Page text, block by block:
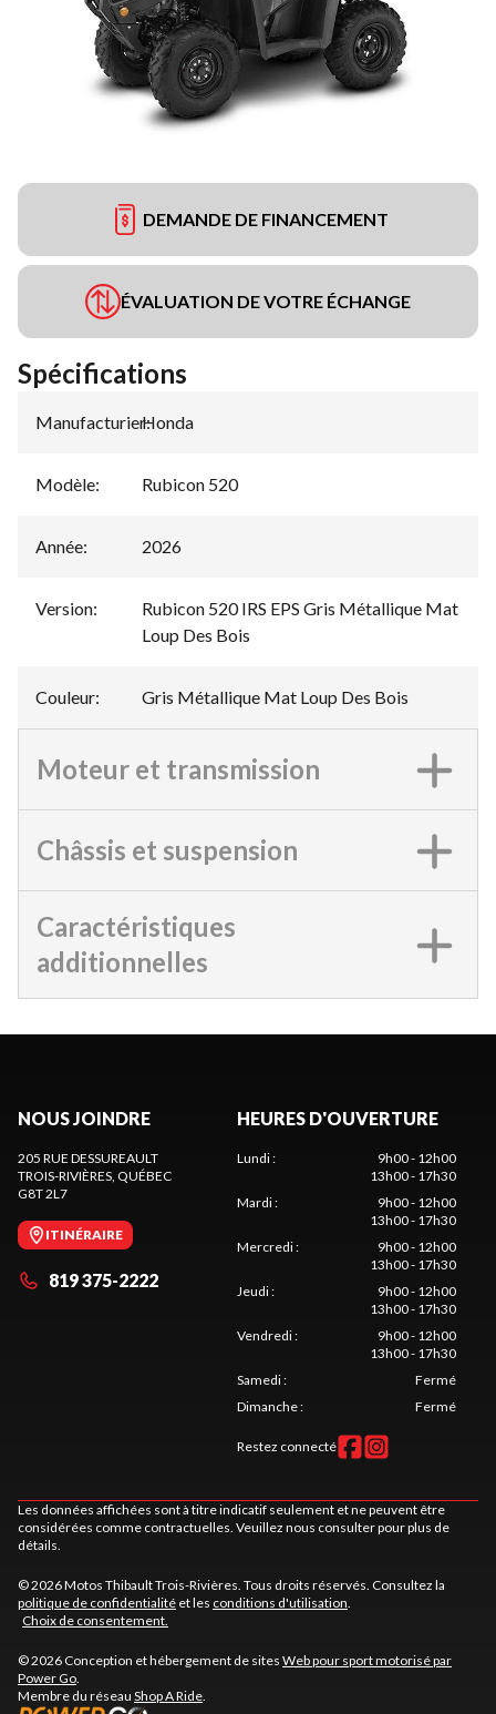
DEMANDE DE FINANCEMENT
ÉVALUATION DE VOTRE ÉCHANGE
Spécifications
Manufacturier:
Honda
Modèle: Rubicon 520
Année: 2026
Version:
Rubicon 520 IRS EPS Gris Métallique Mat
Loup Des Bois
Couleur: Gris Métallique Mat Loup Des Bois
Moteur et transmission
Châssis et suspension
Caractéristiques
additionnelles
NOUS JOINDRE
205 RUE DESSUREAULT
TROIS-RIVIÈRES, QUÉBEC
G8T 2L7
ITINÉRAIRE
819 375-2222
HEURES D'OUVERTURE
Lundi:
9h00 - 12h00
13h00 - 17h30
Mardi:
9h00 - 12h00
13h00 - 17h30
Mercredi:
9h00 - 12h00
13h00 - 17h30
Jeudi:
9h00 - 12h00
13h00 - 17h30
Vendredi:
9h00 - 12h00
13h00 - 17h30
Samedi:
Fermé
Dimanche: Fermé
Restez connecté
Les données affichées sont à titre indicatif seulement et ne peuvent être
considérées comme contractuelles. Veuillez nous consulter pour plus de
détails.
© 2026 Motos Thibault Trois-Rivières. Tous droits réservés. Consultez la
politique de confidentialité et les conditions d'utilisation.
Choix de consentement.
© 2026 Conception et hébergement de sites Web pour sport motorisé par
Power Go.
Membre du réseau Shop A Ride.